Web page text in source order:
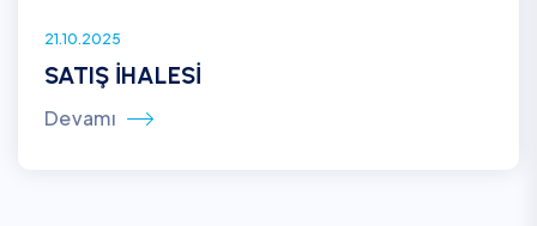
21.10.2025
SATIŞ İHALESİ
Devamı